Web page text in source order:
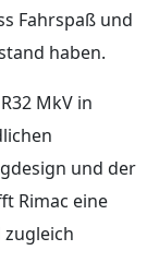
Fahrspaß und
haben.
MkV in
und der
Rimac eine